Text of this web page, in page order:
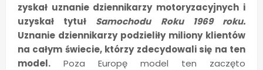
zyskał uznanie dziennikarzy motoryzacyjnych i
uzyskał tytuł Samochodu Roku 1969 roku.
Uznanie dziennikarzy podzieliły miliony klientów
na całym świecie, którzy zdecydowali się na ten
model.Poza Europę model ten zaczęto